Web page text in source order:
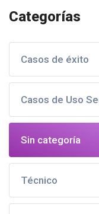
Categorías
Casos de éxito
Casos de Uso
Sin categoría
Técnico